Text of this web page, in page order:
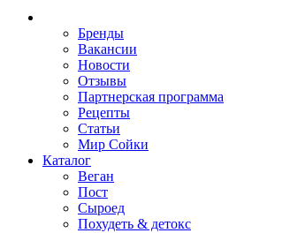
Бренды
Вакансии
Новости
Отзывы
Партнерская программа
Рецепты
Статьи
Мир Сойки
Каталог
Веган
Пост
Сыроед
Похудеть & детокс